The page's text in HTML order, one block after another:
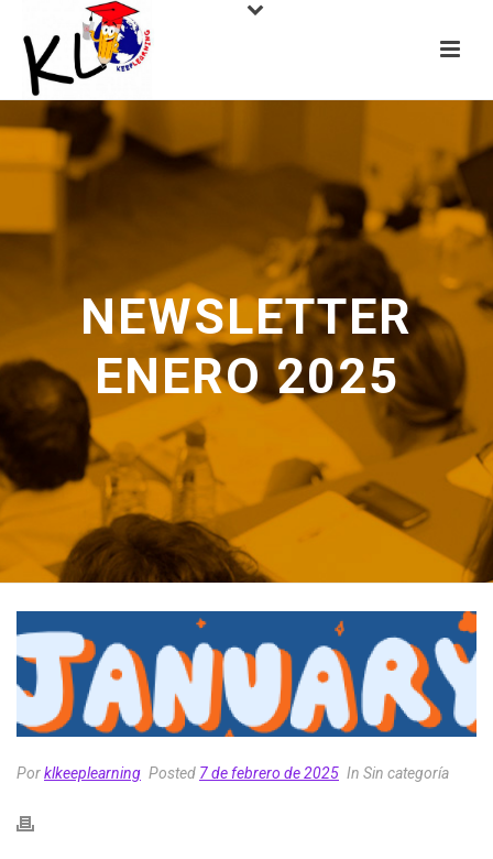
NEWSLETTER
ENERO 2025
Porklkeeplearning Posted 7 de febrero de 2025 In Sin categoría